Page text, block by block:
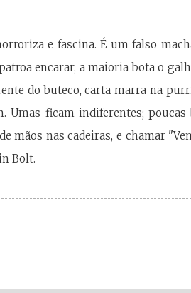
e fascina. É um falso
encarar, a maioria bota o
do buteco, carta marra na
Umas ficam indiferentes;
mãos nas cadeiras, e chamar
Bolt.